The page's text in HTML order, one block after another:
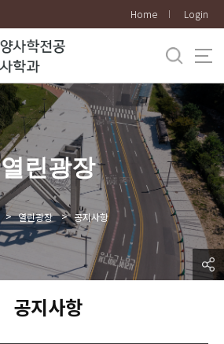
Home Login
열린광장
> 열린광장 > 공지사항
공지사항